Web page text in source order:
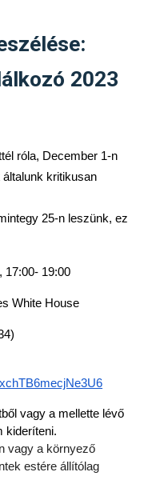
2023
róla, December 1-n
kritikusan
25-n leszünk, ez
17:00- 19:00
White House
vagy a mellette lévő
kideríteni.
vagy a környező
estére állítólag